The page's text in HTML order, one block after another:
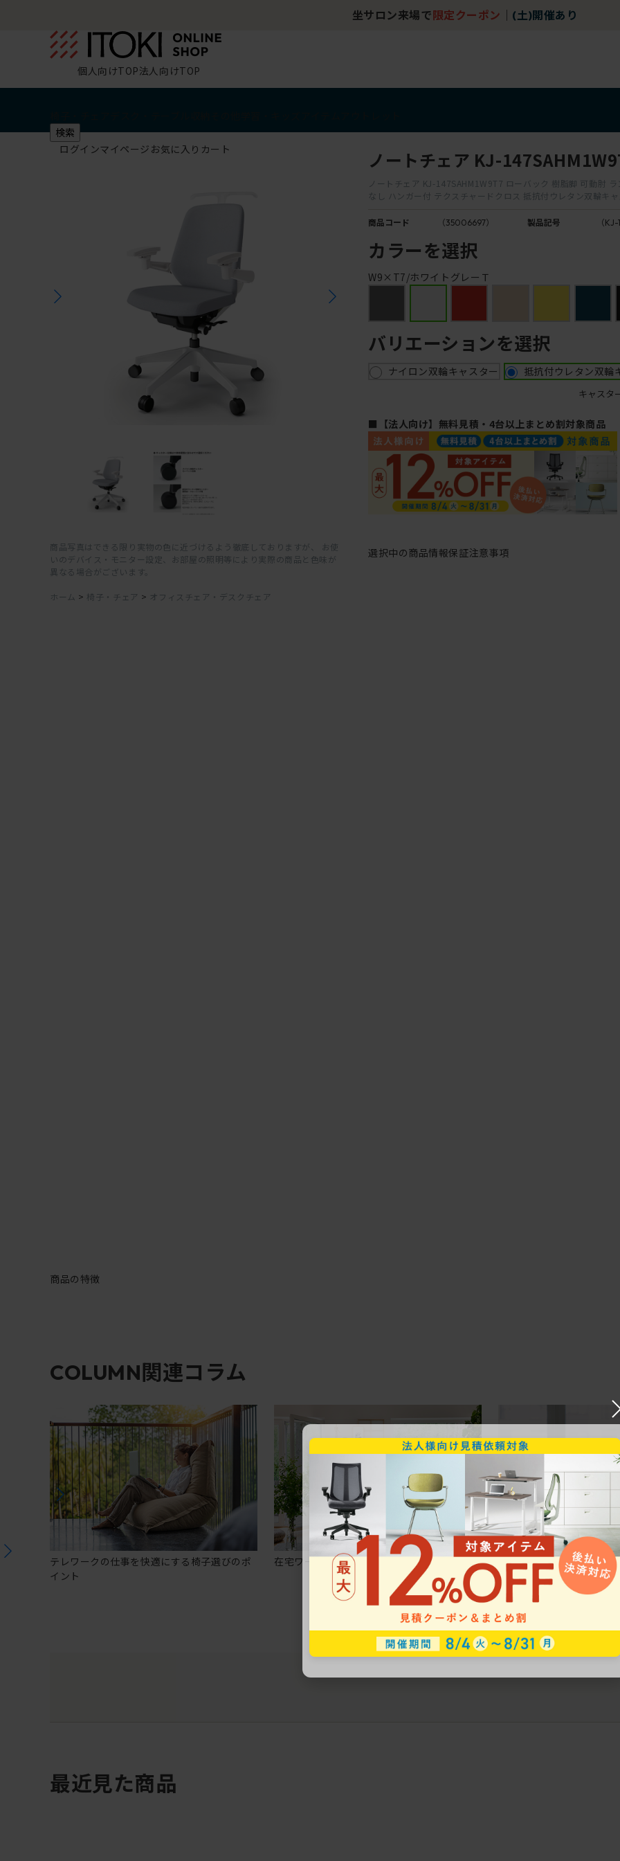
坐サロン来場で 限定クーポン (土)開催あり
個人向けTOP法人向けTOP
検索
ログインマイページ お気に入り カート
商品写真はできる限り実物の色に近づけるよう徹底しておりますが、 お使
いのデバイス・モニター設定、お部屋の照明等により実際の商品と色味が
異なる場合がございます。
ホーム > 椅子・チェア > オフィスチェア・デスクチェア
ノートチェア KJ-
ノートチェア KJ-147SAHM1W9T7 ローバック 樹脂脚 可動肘
なし ハンガー付 テクスチャードクロス 抵抗付ウレタン双輪キ
商品コード （35006697） 製品記号 （
カラーを選択
W9×T7/ホワイトグレーＴ
バリエーションを選択
ナイロン双輪キャスター 抵抗付ウレタン双輪
キャスタ
■【法人向け】無料見積・4台以上まとめ割対象商品
選択中の商品情報保証注意事項
商品の特徴
COLUMN関連コラム
テレワークの仕事を快適にする椅子選びのポ
イント
在宅ワークにおすすめのオフィスチェア5選
椅子に座っているのに疲
疲れにくいチェアの選び方
最近見た商品